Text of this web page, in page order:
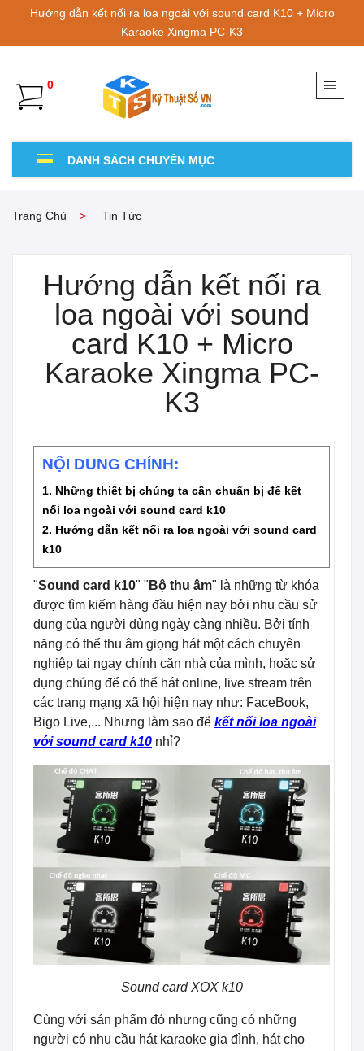
Hướng dẫn kết nối ra loa ngoài với sound card K10 + Micro
Karaoke Xingma PC-K3
0
DANH SÁCH CHUYÊN MỤC
Trang Chủ Tin Tức
Hướng dẫn kết nối ra
loa ngoài với sound
card K10 + Micro
Karaoke Xingma PC-
K3
NỘI DUNG CHÍNH:
1. Những thiết bị chúng ta cần chuẩn bị để kết
nối loa ngoài với sound card k10
2. Hướng dẫn kết nối ra loa ngoài với sound card
k10
"Sound card k10" " Bộ thu âm" là những từ khóa
được tìm kiếm hàng đầu hiện nay bởi nhu cầu sử
dụng của người dùng ngày càng nhiều. Bởi tính
năng có thể thu âm giọng hát một cách chuyên
nghiệp tại ngay chính căn nhà của mình, hoặc sử
dụng chúng để có thể hát online, live stream trên
các trang mạng xã hội hiện nay như: FaceBook,
Bigo Live,... Nhưng làm sao để kết nối loa ngoài
với sound card k10 nhỉ?
Sound card XOX k10
Cùng với sản phẩm đó nhưng cũng có những
người có nhu cầu hát karaoke gia đình, hát cho